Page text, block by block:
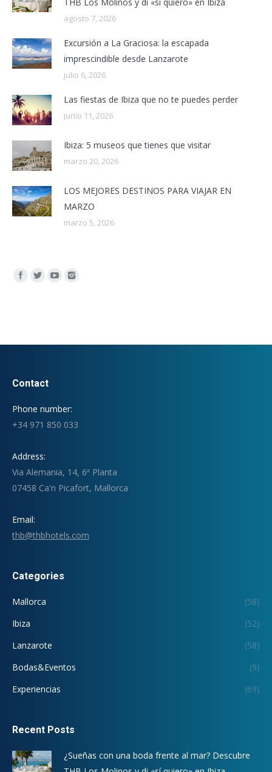
agosto 7, 2026
Excursión a La Graciosa: la escapada
imprescindible desde Lanzarote
julio 6, 2026
Las fiestas de Ibiza que no te puedes perder
junio 11, 2026
Ibiza: 5 museos que tienes que visitar
marzo 20, 2026
LOS MEJORES DESTINOS PARA VIAJAR EN
MARZO
marzo 5, 2026
Encuéntranos en:
Contact
Phone number:
+34 971 850 033
Address:
Via Alemania, 14, 6ª Planta
07458 Ca'n Picafort, Mallorca
Email:
thb@thbhotels.com
Categories
Mallorca
(58)
Ibiza
(52)
Lanzarote
(58)
Bodas&Eventos
(9)
Experiencias
(69)
Recent Posts
¿Sueñas con una boda frente al mar? Descubre